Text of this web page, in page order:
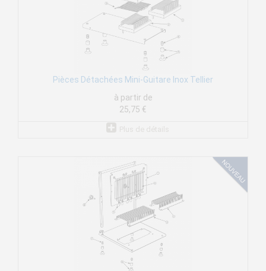
Pièces Détachées Mini-Guitare Inox Tellier
à partir de
25,75 €